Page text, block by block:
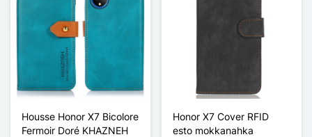
Housse Honor X7 Bicolore
Fermoir Doré KHAZNEH
Honor X7 Cover RFID
esto mokkanahka